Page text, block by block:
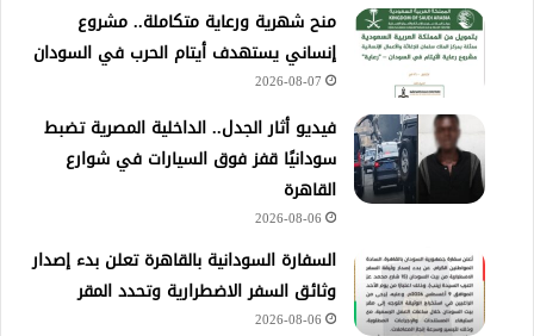
منح شهرية ورعاية متكاملة.. مشروع
إنساني يستهدف أيتام الحرب في السودان
2026-08-07
فيديو أثار الجدل.. الداخلية المصرية تضبط
سودانيًا قفز فوق السيارات في شوارع
القاهرة
2026-08-06
السفارة السودانية بالقاهرة تعلن بدء إصدار
وثائق السفر الاضطرارية وتحدد المقر
2026-08-06